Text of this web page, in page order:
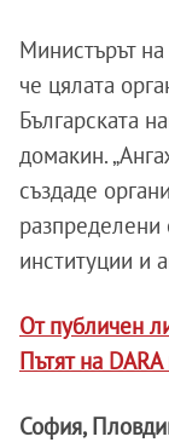
Министърът
че цялата
Българската
домакин.
създаде
институции и
От публичен
Пътят на
София,